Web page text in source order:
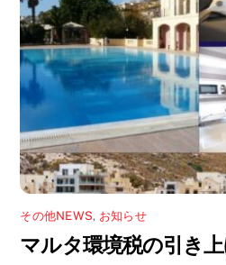
その他NEWS, お知らせ
マルタ環境税の引き上